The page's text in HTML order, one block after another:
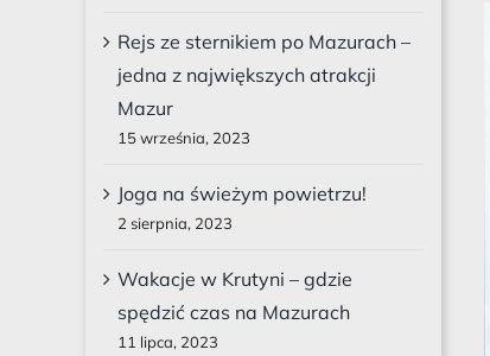
Rejs ze sternikiem po Mazurach –
jedna z największych atrakcji
Mazur
15 września, 2023
Joga na świeżym powietrzu!
2 sierpnia, 2023
Wakacje w Krutyni – gdzie
spędzić czas na Mazurach
11 lipca, 2023